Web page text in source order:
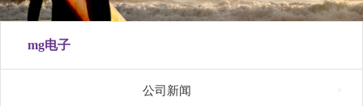
mg电子
公司新闻